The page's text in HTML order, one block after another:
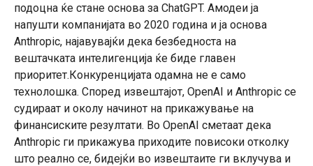
подоцна ќе стане основа за ChatGPT. Амодеи ја
напушти компанијата во 2020 година и ја основа
Anthropic, најавувајќи дека безбедноста на
вештачката интелигенција ќе биде главен
приоритет.Конкуренцијата одамна не е само
технолошка. Според извештајот, OpenAI и Anthropic се
судираат и околу начинот на прикажување на
финансиските резултати. Во OpenAI сметаат дека
Anthropic ги прикажува приходите повисоки отколку
што реално се, бидејќи во извештаите ги вклучува и